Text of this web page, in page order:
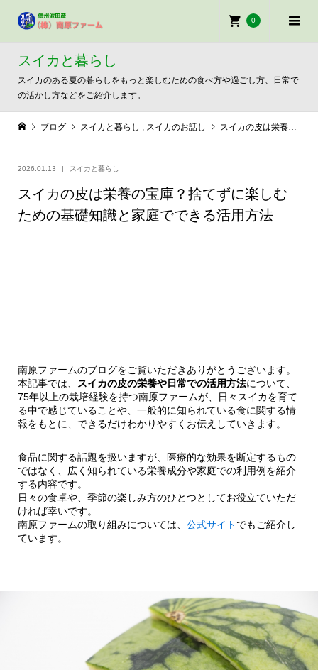
0
スイカと暮らし
スイカのある夏の暮らしをもっと楽しむための食べ方や過ごし方、日常で
の活かし方などをご紹介します。
ブログ スイカと暮らし , スイカのお話し スイカの皮は栄養の宝庫？捨てずに楽しむための基礎知識と家庭でできる活用方法
2026.01.13 スイカと暮らし
スイカの皮は栄養の宝庫？捨てずに楽しむ
ための基礎知識と家庭でできる活用方法
南原ファームのブログをご覧いただきありがとうございます。
本記事では、
スイカの皮の栄養や日常での活用方法について、
75年以上の栽培経験を持つ南原ファームが、日々スイカを育て
る中で感じていることや、一般的に知られている食に関する情
報をもとに、できるだけわかりやすくお伝えしていきます。
食品に関する話題を扱いますが、医療的な効果を断定するもの
ではなく、広く知られている栄養成分や家庭での利用例を紹介
する内容です。
日々の食卓や、季節の楽しみ方のひとつとしてお役立ていただ
ければ幸いです。
南原ファームの取り組みについては、 公式サイト でもご紹介し
ています。